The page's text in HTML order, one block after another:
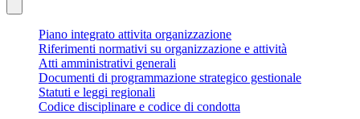
Piano integrato attivita organizzazione
Riferimenti normativi su organizzazione e attività
Atti amministrativi generali
Documenti di programmazione strategico gestionale
Statuti e leggi regionali
Codice disciplinare e codice di condotta